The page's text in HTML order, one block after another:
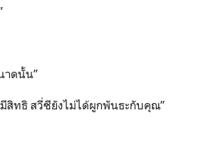
าดนั้น”
สิทธิ สวี่ซียังไม่ได้ผูกพันธะกับคุณ”